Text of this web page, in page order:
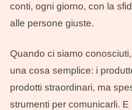
conti, ogni giorno, con la
alle persone giuste.
Quando ci siamo
una cosa semplice: i
prodotti straordinari, ma
strumenti per comunicarli.